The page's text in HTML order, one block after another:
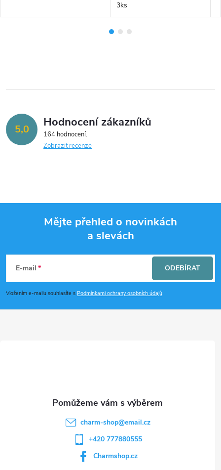
3ks
5,0 Hodnocení zákazníků
164 hodnocení
Zobrazit recenze
p
Mějte přehled o novinkách
a slevách
E-mail
Vložením e-mailu souhlasíte s Podmínkami ochrany osobních údajů
ODEBÍRAT
charm-shop@email.cz
+420 777880555
Charmshop.cz